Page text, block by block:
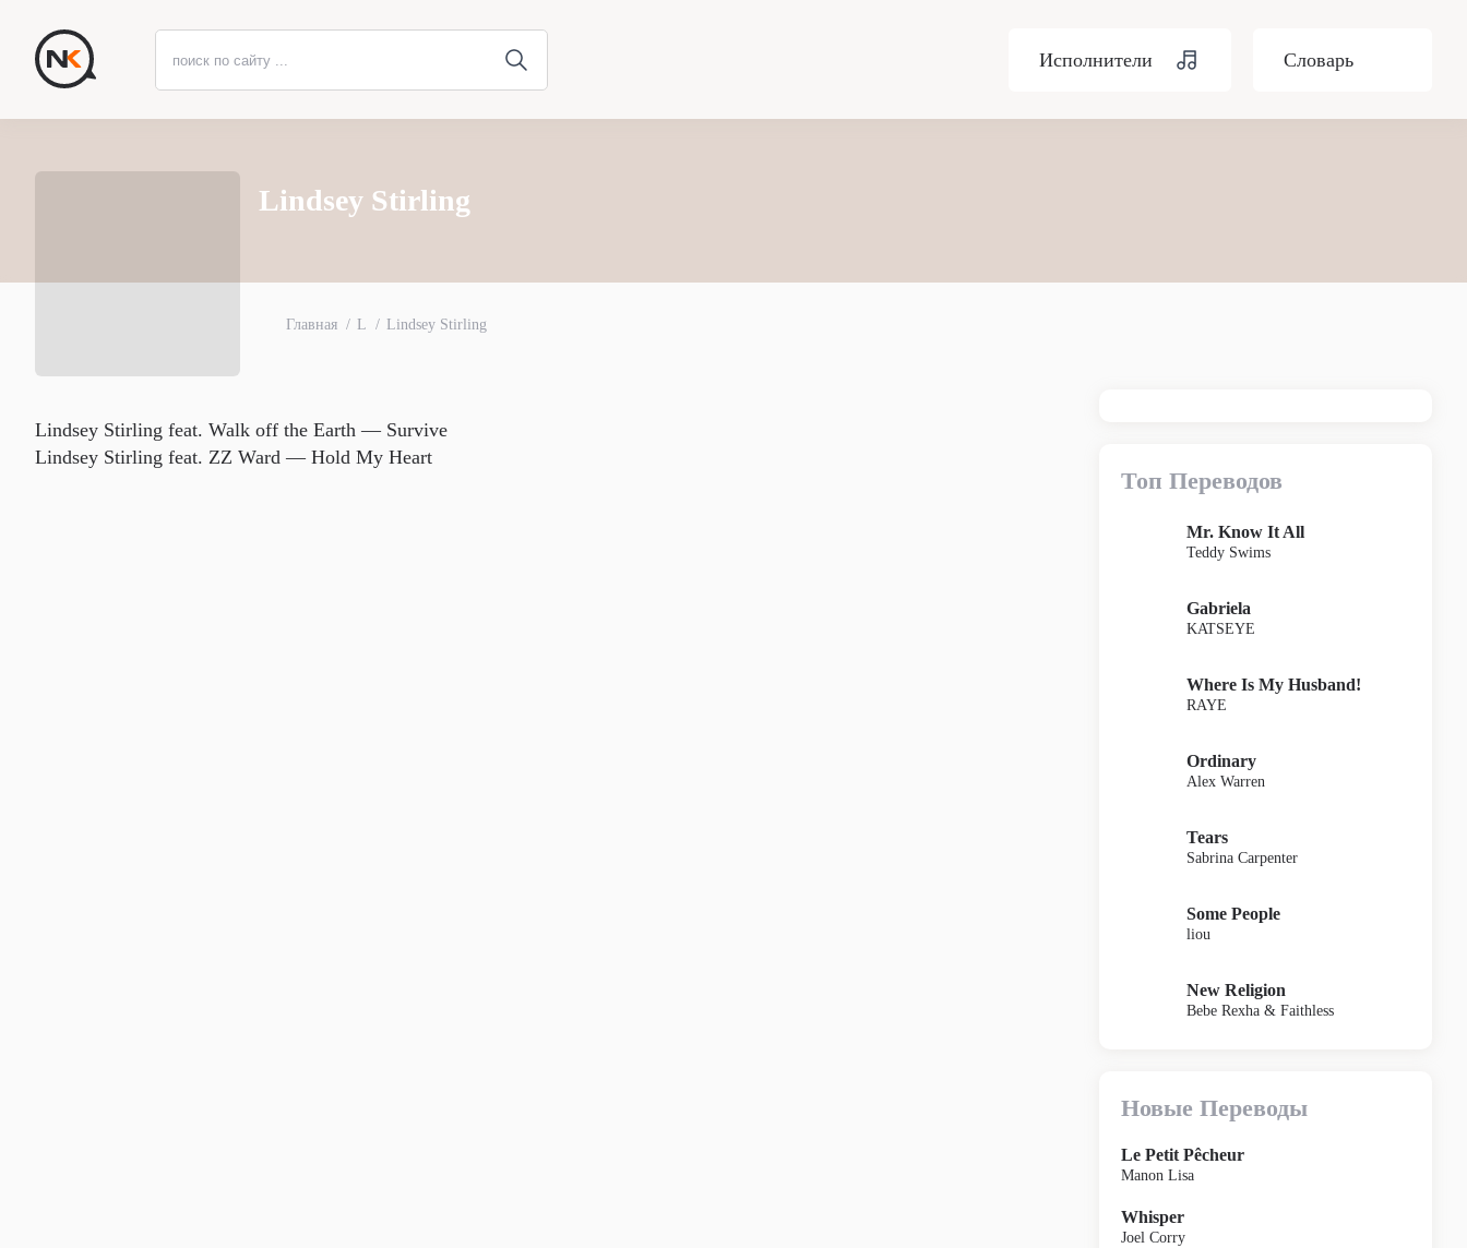
Исполнители Словарь
Lindsey Stirling
Главная L Lindsey Stirling
Lindsey Stirling feat. Walk off the Earth — Survive
Lindsey Stirling feat. ZZ Ward — Hold My Heart
Топ Переводов
Mr. Know It All
Teddy Swims
Gabriela
KATSEYE
Where Is My Husband!
RAYE
Ordinary
Alex Warren
Tears
Sabrina Carpenter
Some People
liou
New Religion
Bebe Rexha & Faithless
Новые Переводы
Le Petit Pêcheur
Manon Lisa
Whisper
Joel Corry